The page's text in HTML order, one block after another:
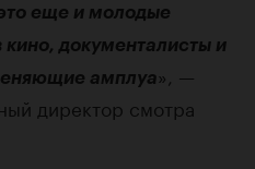
еще и молодые
документалисты и
амплуа», —
директор смотра